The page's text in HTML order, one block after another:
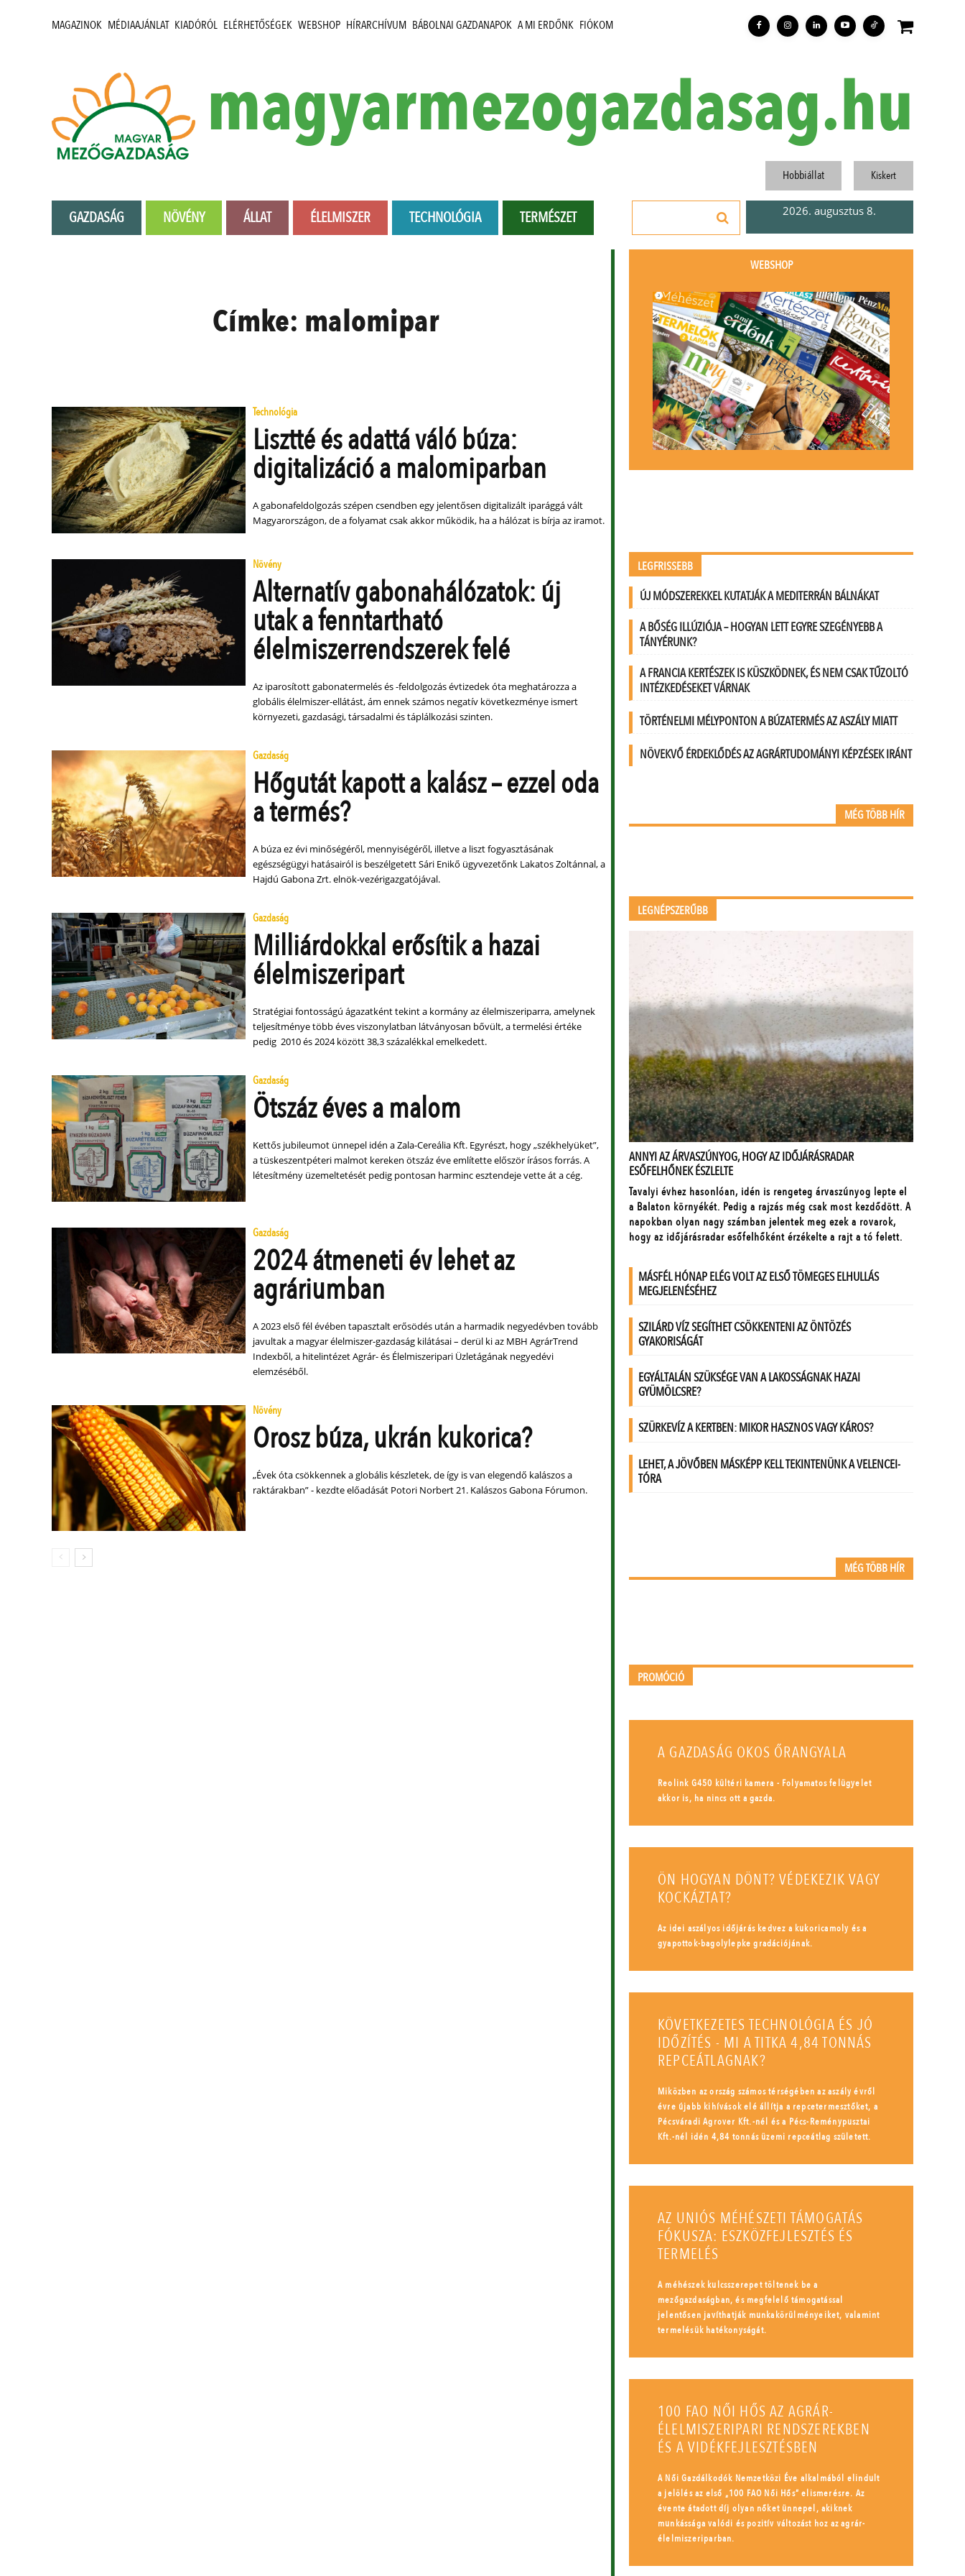
MAGAZINOK MÉDIAAJÁNLAT KIADÓRÓL ELÉRHETŐSÉGEK WEBSHOP HÍRARCHÍVUM BÁBOLNAI GAZDANAPOK A MI ERDŐNK FIÓKOM
magyarmezogazdasag.hu
GAZDASÁG NÖVÉNY ÁLLAT ÉLELMISZER TECHNOLÓGIA TERMÉSZET
Hobbiállat Kiskert
2026. augusztus 8.
Címke: malomipar
Technológia
Lisztté és adattá váló búza:
digitalizáció a malomiparban
A gabonafeldolgozás szépen csendben egy jelentősen digitalizált iparággá vált
Magyarországon, de a folyamat csak akkor működik, ha a hálózat is bírja az iramot.
Növény
Alternatív gabonahálózatok: új
utak a fenntartható
élelmiszerrendszerek felé
Az iparosított gabonatermelés és -feldolgozás évtizedek óta meghatározza a
globális élelmiszer-ellátást, ám ennek számos negatív következménye ismert
környezeti, gazdasági, társadalmi és táplálkozási szinten.
Gazdaság
Hőgutát kapott a kalász – ezzel oda
a termés?
A búza ez évi minőségéről, mennyiségéről, illetve a liszt fogyasztásának
egészségügyi hatásairól is beszélgetett Sári Enikő ügyvezetőnk Lakatos Zoltánnal, a
Hajdú Gabona Zrt. elnök-vezérigazgatójával.
Gazdaság
Milliárdokkal erősítik a hazai
élelmiszeripart
Stratégiai fontosságú ágazatként tekint a kormány az élelmiszeriparra, amelynek
teljesítménye több éves viszonylatban látványosan bővült, a termelési értéke
pedig 2010 és 2024 között 38,3 százalékkal emelkedett.
Gazdaság
Ötszáz éves a malom
Kettős jubileumot ünnepel idén a Zala-Cereália Kft. Egyrészt, hogy „székhelyüket”,
a tüskeszentpéteri malmot kereken ötszáz éve említette először írásos forrás. A
létesítmény üzemeltetését pedig pontosan harminc esztendeje vette át a cég.
Gazdaság
2024 átmeneti év lehet az
agráriumban
A 2023 első fél évében tapasztalt erősödés után a harmadik negyedévben tovább
javultak a magyar élelmiszer-gazdaság kilátásai – derül ki az MBH AgrárTrend
Indexből, a hitelintézet Agrár- és Élelmiszeripari Üzletágának negyedévi
elemzéséből.
Növény
Orosz búza, ukrán kukorica?
„Évek óta csökkennek a globális készletek, de így is van elegendő kalászos a
raktárakban” - kezdte előadását Potori Norbert 21. Kalászos Gabona Fórumon.
WEBSHOP
LEGFRISSEBB
ÚJ MÓDSZEREKKEL KUTATJÁK A MEDITERRÁN BÁLNÁKAT
A BŐSÉG ILLÚZIÓJA – HOGYAN LETT EGYRE SZEGÉNYEBB A
TÁNYÉRUNK?
A FRANCIA KERTÉSZEK IS KÜSZKÖDNEK, ÉS NEM CSAK TŰZOLTÓ
INTÉZKEDÉSEKET VÁRNAK
TÖRTÉNELMI MÉLYPONTON A BÚZATERMÉS AZ ASZÁLY MIATT
NÖVEKVŐ ÉRDEKLŐDÉS AZ AGRÁRTUDOMÁNYI KÉPZÉSEK IRÁNT
MÉG TÖBB HÍR
LEGNÉPSZERŰBB
MÉG TÖBB HÍR
PROMÓCIÓ
A GAZDASÁG OKOS ŐRANGYALA
Reolink G450 kültéri kamera - Folyamatos felügyelet
akkor is, ha nincs ott a gazda.
ÖN HOGYAN DÖNT? VÉDEKEZIK VAGY
KOCKÁZTAT?
Az idei aszályos időjárás kedvez a kukoricamoly és a
gyapottok-bagolylepke gradációjának.
KÖVETKEZETES TECHNOLÓGIA ÉS JÓ
IDŐZÍTÉS - MI A TITKA 4,84 TONNÁS
REPCEÁTLAGNAK?
Miközben az ország számos térségében az aszály évről
évre újabb kihívások elé állítja a repcetermesztőket, a
Pécsváradi Agrover Kft.-nél és a Pécs-Reménypusztai
Kft.-nél idén 4,84 tonnás üzemi repceátlag született.
AZ UNIÓS MÉHÉSZETI TÁMOGATÁS
FÓKUSZA: ESZKÖZFEJLESZTÉS ÉS
TERMELÉS
A méhészek kulcsszerepet töltenek be a
mezőgazdaságban, és megfelelő támogatással
jelentősen javíthatják munkakörülményeiket, valamint
termelésük hatékonyságát.
100 FAO NŐI HŐS AZ AGRÁR-
ÉLELMISZERIPARI RENDSZEREKBEN
ÉS A VIDÉKFEJLESZTÉSBEN
A Női Gazdálkodók Nemzetközi Éve alkalmából elindult
a jelölés az első „100 FAO Női Hős” elismerésre. Az
évente átadott díj olyan nőket ünnepel, akiknek
munkássága valódi és pozitív változást hoz az agrár-
élelmiszeriparban.